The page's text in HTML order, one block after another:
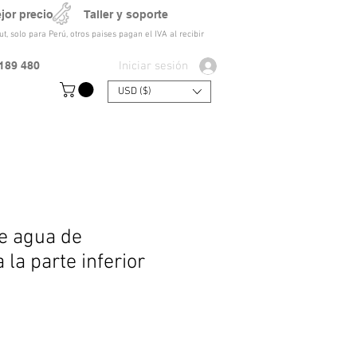
solo para Perú, otros paises pagan el IVA al recibir
Iniciar sesión
480
USD ($)
precio Taller y soporte
agua de
la parte inferior